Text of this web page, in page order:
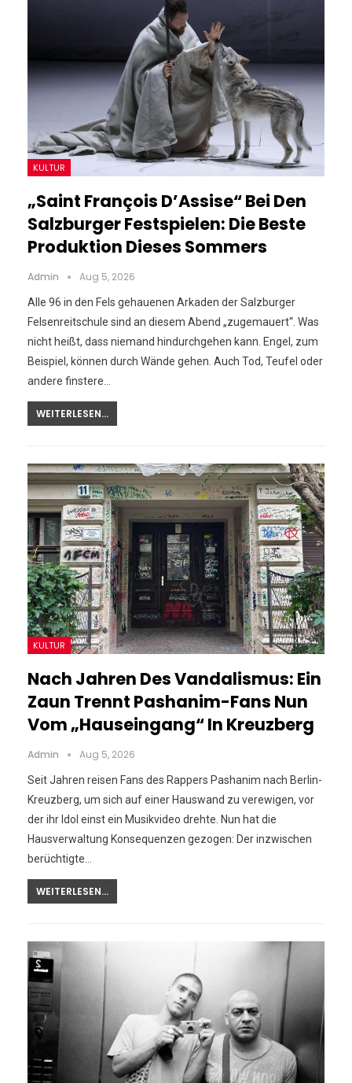
KULTUR
„Saint François D’Assise“ Bei Den
Salzburger Festspielen: Die Beste
Produktion Dieses Sommers
Admin Aug 5, 2026
Alle 96 in den Fels gehauenen Arkaden der Salzburger
Felsenreitschule sind an diesem Abend „zugemauert“. Was
nicht heißt, dass niemand hindurchgehen kann. Engel, zum
Beispiel, können durch Wände gehen. Auch Tod, Teufel oder
andere finstere…
WEITERLESEN...
KULTUR
Nach Jahren Des Vandalismus: Ein
Zaun Trennt Pashanim-Fans Nun
Vom „Hauseingang“ In Kreuzberg
Admin Aug 5, 2026
Seit Jahren reisen Fans des Rappers Pashanim nach Berlin-
Kreuzberg, um sich auf einer Hauswand zu verewigen, vor
der ihr Idol einst ein Musikvideo drehte. Nun hat die
Hausverwaltung Konsequenzen gezogen: Der inzwischen
berüchtigte…
WEITERLESEN...